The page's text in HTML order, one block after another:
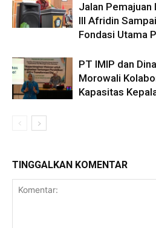
Jalan Pemajuan
III Afridin
Fondasi Utama
PT IMIP dan
Morowali
Kapasitas
TINGGALKAN KOMENTAR